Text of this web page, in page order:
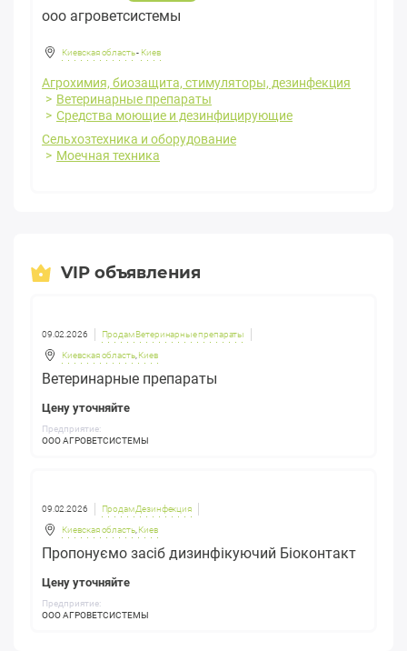
ооо агроветсистемы
Киевская область- Киев
Агрохимия, биозащита, стимуляторы, дезинфекция
Ветеринарные препараты
Средства моющие и дезинфицирующие
Сельхозтехника и оборудование
Моечная техника
VIP объявления
09.02.2026 Продам Ветеринарные препараты
Киевская область, Киев
Ветеринарные препараты
Цену уточняйте
Предприятие:
ООО АГРОВЕТСИСТЕМЫ
09.02.2026 Продам Дезинфекция
Киевская область, Киев
Пропонуємо засіб дизинфікуючий Біоконтакт
Цену уточняйте
Предприятие:
ООО АГРОВЕТСИСТЕМЫ